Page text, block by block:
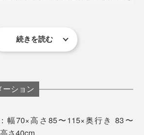
もたれ側の脚（フレーム）を足で押
向へ押し広げる。（背もたれは一旦
こした状態から、深く座る。
へ初めて登頂した人物が背負ってい
品質と機能性に高い信頼を得ていた
がわかります。
り、1954年より持ち運び可能な屋
インを製作。
続きを読む
ーション
幅70×高さ85〜115×奥行き 83〜